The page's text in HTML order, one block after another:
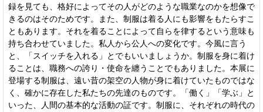
録を見ても、格好によってその人がどのような職業なのかを想像で
きるのはそのためです。また、制服は着る人にも影響をもたらすこ
ともあります。それを着ることによって自らを律するという意味も
持ち合わせていました。私人から公人への変化です。今風に言う
と、「スイッチを入れる」とでもいいましょうか。制服を身に着け
ることは、職務への誇り・使命を纏うことでもありました。本展に
登場する制服は、遠い昔の架空の人物が身に着けていたものではな
く、確かに存在した私たちの先達のものです。「働く」「学ぶ」と
いった、人間の基本的な活動の証です。制服に、それぞれの時代の